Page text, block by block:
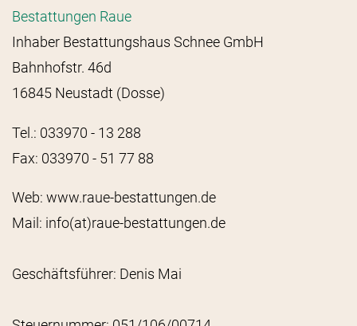
Bestattungen Raue
Inhaber Bestattungshaus Schnee GmbH
Bahnhofstr. 46d
16845 Neustadt (Dosse)
Tel.: 033970 - 13 288
Fax: 033970 - 51 77 88
Web: www.raue-bestattungen.de
Mail: info(at)raue-bestattungen.de
Geschäftsführer: Denis Mai